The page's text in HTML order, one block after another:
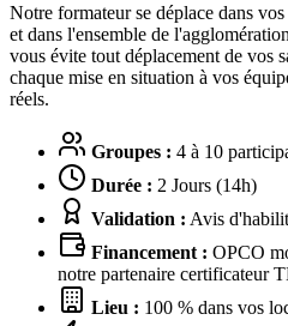
Notre formateur se déplace dans
et dans l'ensemble de
vous évite tout déplacement de vos
chaque mise en situation à vos
réels.
Groupes : 4 à 10
Durée : 2 Jours (14h)
Validation : Avis
Financement : OPCO
notre partenaire certificateur
Lieu : 100 % dans vos